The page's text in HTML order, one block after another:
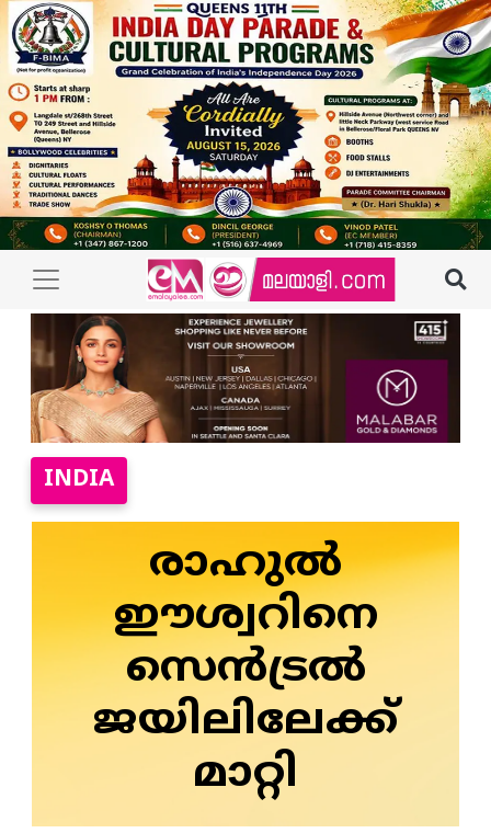
INDIA
രാഹുൽ
ഈശ്വറിനെ
സെൻട്രൽ
ജയിലിലേക്ക്
മാറ്റി